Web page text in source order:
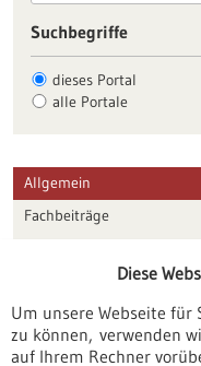
Suchbegriffe
dieses Portal
alle Portale
Allgemein
Fachbeiträge
Veranstaltungen
Erscheinungsdatum
Diese
Um unsere Webseite
zu können, verwenden
auf Ihrem Rechner